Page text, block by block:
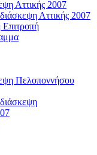
Αττικής 2007
Αττικής 2007
Πελοποννήσου